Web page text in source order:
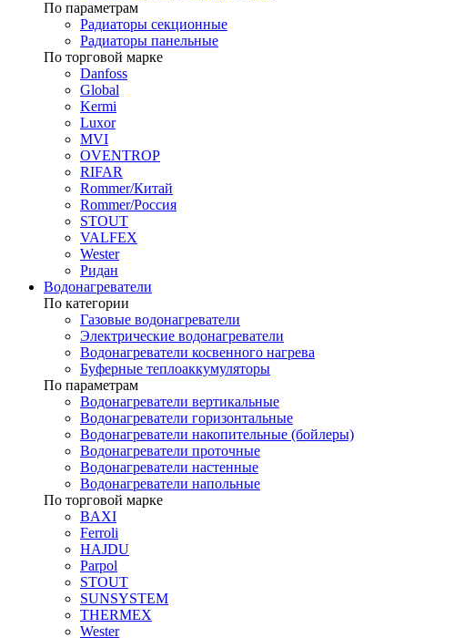
По параметрам
Радиаторы секционные
Радиаторы панельные
По торговой марке
Danfoss
Global
Kermi
Luxor
MVI
OVENTROP
RIFAR​
Rommer/Китай
Rommer/Россия
STOUT
VALFEX
Wester
Ридан
Водонагреватели
По категории
Газовые водонагреватели
Электрические водонагреватели
Водонагреватели косвенного нагрева
Буферные теплоаккумуляторы
По параметрам
Водонагреватели вертикальные
Водонагреватели горизонтальные
Водонагреватели накопительные (бойлеры)
Водонагреватели проточные
Водонагреватели настенные
Водонагреватели напольные
По торговой марке
BAXI
Ferroli
HAJDU
Parpol
STOUT
SUNSYSTEM
THERMEX
Wester